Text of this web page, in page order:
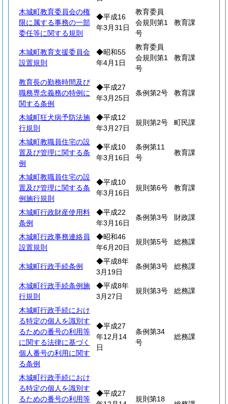
木城町教育委員会の権
限に属する事務の一部
委任等に関する規則
◆平成16
年3月31日
教育委員
会規則第1
号
教育課
木城町教育支援委員会
設置規則
◆昭和55
年4月1日
教育委員
会規則第1
号
教育課
教育長の勤務時間及び
職務専念義務の特例に
関する条例
◆平成27
年3月25日
条例第2号 教育課
木城町狂犬病予防法施
行規則
◆平成12
年3月27日
規則第2号 町民課
木城町教職員住宅の設
置及び管理に関する条
例
◆平成10
年3月16日
条例第11
号
教育課
木城町教職員住宅の設
置及び管理に関する条
例施行規則
◆平成10
年3月16日
規則第6号 教育課
木城町行政財産使用料
条例
◆平成22
年3月16日
条例第3号 財政課
木城町行政事務連絡員
設置規則
◆昭和46
年6月20日
規則第5号 総務課
木城町行政手続条例
◆平成8年
3月19日
条例第3号 総務課
木城町行政手続条例施
行規則
◆平成8年
3月27日
規則第3号 総務課
木城町行政手続におけ
る特定の個人を識別す
るための番号の利用等
に関する法律に基づく
個人番号の利用に関す
る条例
◆平成27
年12月14
日
条例第34
号
総務課
木城町行政手続におけ
る特定の個人を識別す
るための番号の利用等
◆平成27
規則第18